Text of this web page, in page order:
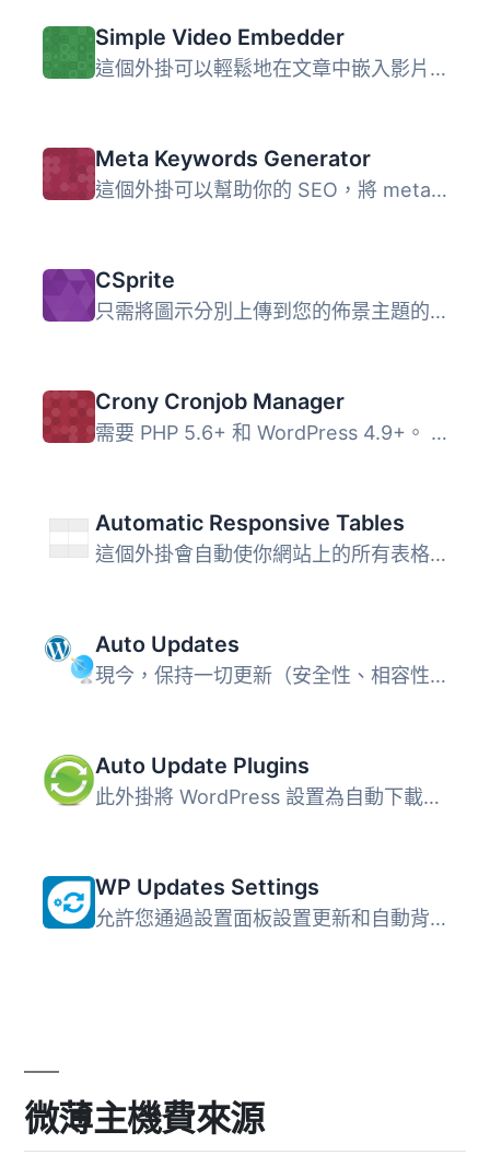
Simple Video Embedder
這個外掛可以輕鬆地在文章中嵌入影片。它在發文介面上新增了...
Meta Keywords Generator
這個外掛可以幫助你的 SEO，將 meta 關鍵字標籤添加到每個頁...
CSprite
只需將圖示分別上傳到您的佈景主題的「images/csprite」資料...
Crony Cronjob Manager
需要 PHP 5.6+ 和 WordPress 4.9+。 通過載入 URL 的腳本，包...
Automatic Responsive Tables
這個外掛會自動使你網站上的所有表格都具備響應式設計。 現場...
Auto Updates
現今，保持一切更新（安全性、相容性、新功能和效能）非常重...
Auto Update Plugins
此外掛將 WordPress 設置為自動下載並安裝外掛程式更新。 無...
WP Updates Settings
允許您通過設置面板設置更新和自動背景更新的能力。 功能 顯...
微薄主機費來源